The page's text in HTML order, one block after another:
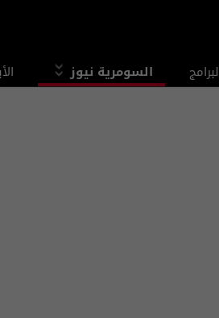
السومرية نيوز